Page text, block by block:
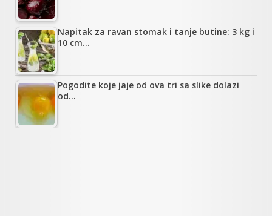
Napitak za ravan stomak i tanje butine: 3 kg i
10 cm…
Pogodite koje jaje od ova tri sa slike dolazi
od…